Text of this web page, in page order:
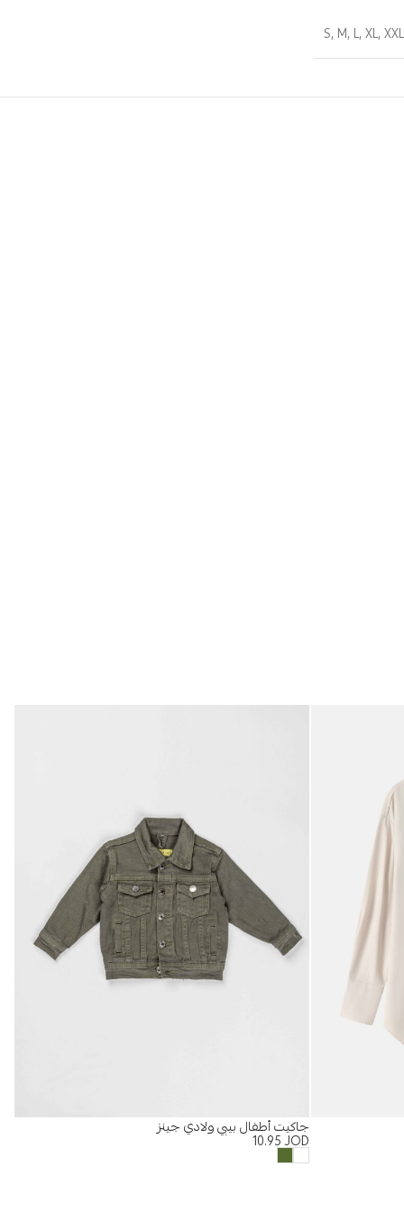
S, M, L,XL,XXL
جاكيت أطفال بيبي ولادي جينز
10.95JOD